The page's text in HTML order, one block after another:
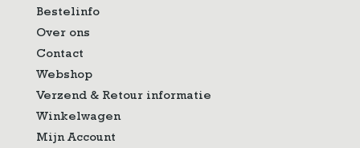
Bestelinfo
Over ons
Contact
Webshop
Verzend & Retour informatie
Winkelwagen
Mijn Account